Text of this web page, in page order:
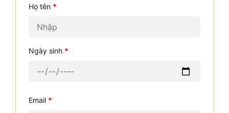
Họ tên *
Ngày sinh *
Email *